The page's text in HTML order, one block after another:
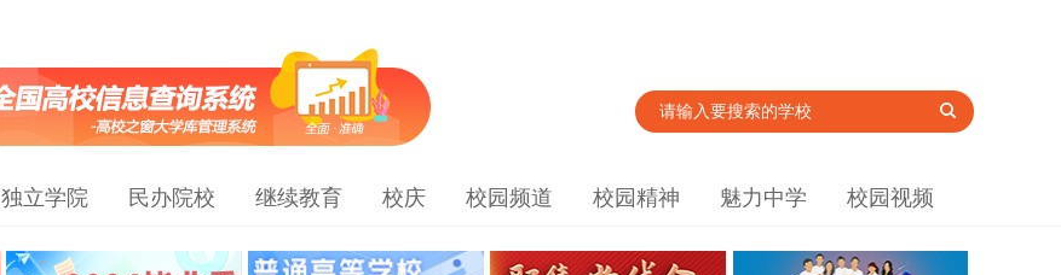
独立学院 民办院校 继续教育 校庆 校园频道 校园精神 魅力中学 校园视频